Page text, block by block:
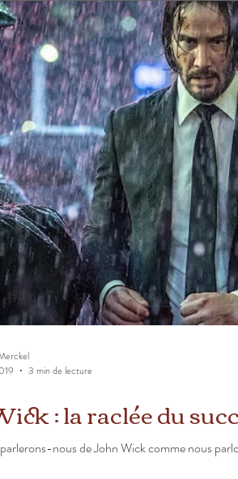
: la raclée du
nous de John Wick comme nous
3 min de lecture